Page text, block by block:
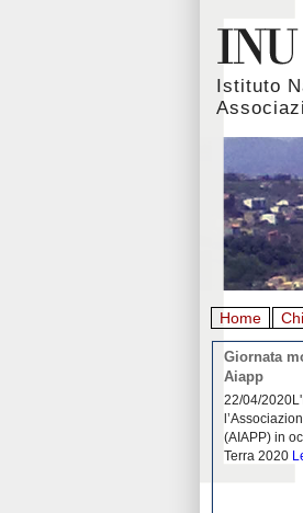
Istituto
Home
Giornata
Aiapp
22/04/
(AIAPP) in
Terra 2020